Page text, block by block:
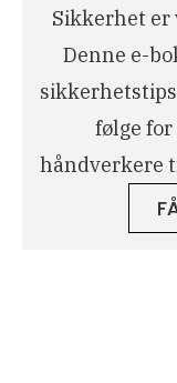
Sikkerhet er
Denne e-
følge for
håndverkere